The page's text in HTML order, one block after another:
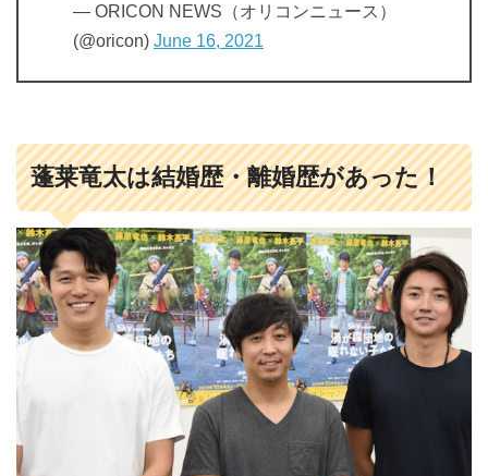
— ORICON NEWS（オリコンニュース）
(@oricon) June 16, 2021
蓬莱竜太は結婚歴・離婚歴があった！